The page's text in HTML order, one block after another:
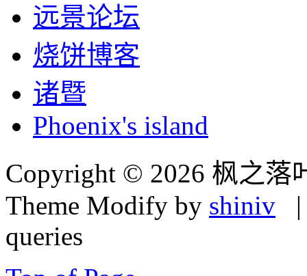
远景论坛
烧饼博客
诸暨
Phoenix's island
Copyright © 2026 枫之落
Theme Modify by shiniv |
queries